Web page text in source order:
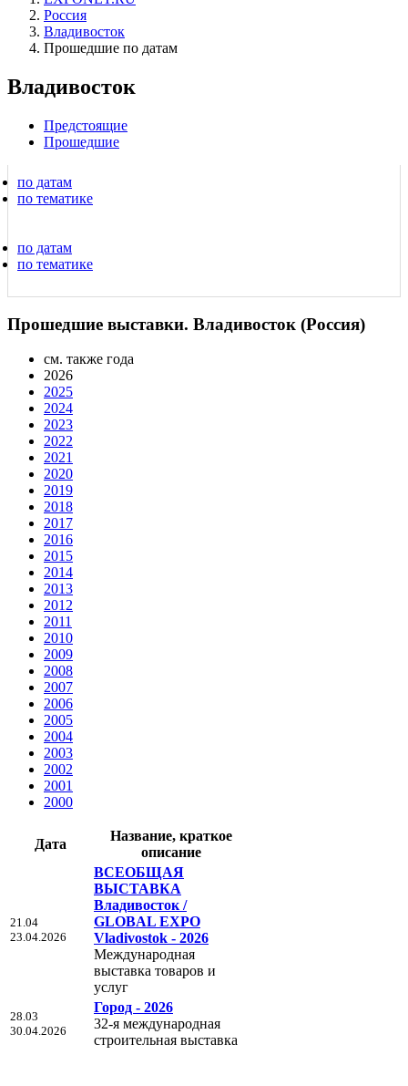
Россия
Владивосток
Прошедшие по датам
Владивосток
Предстоящие
Прошедшие
по датам
по тематике
по датам
по тематике
Прошедшие выставки. Владивосток (Россия)
см. также года
2026
2025
2024
2023
2022
2021
2020
2019
2018
2017
2016
2015
2014
2013
2012
2011
2010
2009
2008
2007
2006
2005
2004
2003
2002
2001
2000
Дата
Название, краткое
описание
21.04
23.04.2026
ВСЕОБЩАЯ
ВЫСТАВКА
Владивосток /
GLOBAL EXPO
Vladivostok - 2026
Международная
выставка товаров и
услуг
28.03
30.04.2026
Город - 2026
32-я международная
строительная выставка